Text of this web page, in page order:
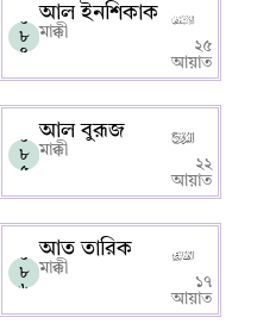
০
৮
৪
আল ইনশিকাক
মাক্কী
২৫
আয়াত
০
৮
৫
আল বুরূজ
মাক্কী
২২
আয়াত
০
৮
৬
আত তারিক
মাক্কী
১৭
আয়াত